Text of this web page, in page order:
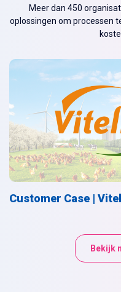
Meer dan 450
oplossingen om processen
Customer Case |
Bekijk